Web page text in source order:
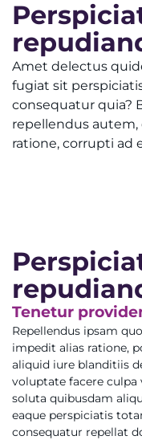
Amet delectus
fugiat sit
consequatur quia?
repellendus
ratione, corrupti ad
Tenetur
Repellendus ipsam
impedit alias ratione,
aliquid iure blanditiis
voluptate facere
soluta quibusdam
eaque perspiciatis
consequatur repellat